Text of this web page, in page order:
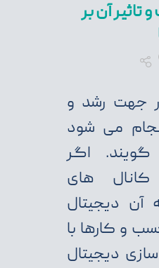
آن بر
جهت رشد و
می شود
گویند. اگر
کانال های
آن دیجیتال
و کارها با
دیجیتال